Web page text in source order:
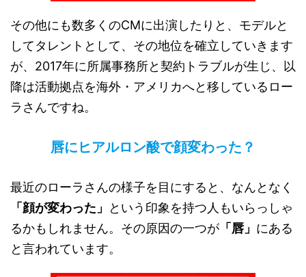
その他にも数多くのCMに出演したりと、モデルと
してタレントとして、その地位を確立していきます
が、2017年に所属事務所と契約トラブルが生じ、以
降は活動拠点を海外・アメリカへと移しているロー
ラさんですね。
唇にヒアルロン酸で顔変わった？
最近のローラさんの様子を目にすると、なんとなく
「顔が変わった」
という印象を持つ人もいらっしゃ
るかもしれません。その原因の一つが 「唇」 にある
と言われています。